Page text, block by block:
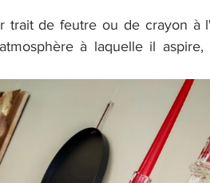
trait de feutre ou de crayon à
à laquelle il